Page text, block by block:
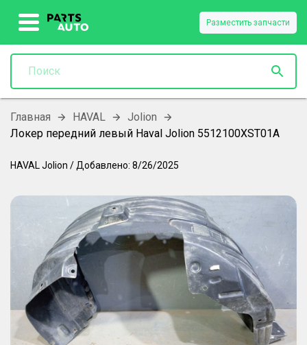
Разместить запчасти
Главная HAVAL
Jolion
Локер передний левый Haval Jolion 5512100XST01A
HAVAL Jolion / Добавлено: 8/26/2025